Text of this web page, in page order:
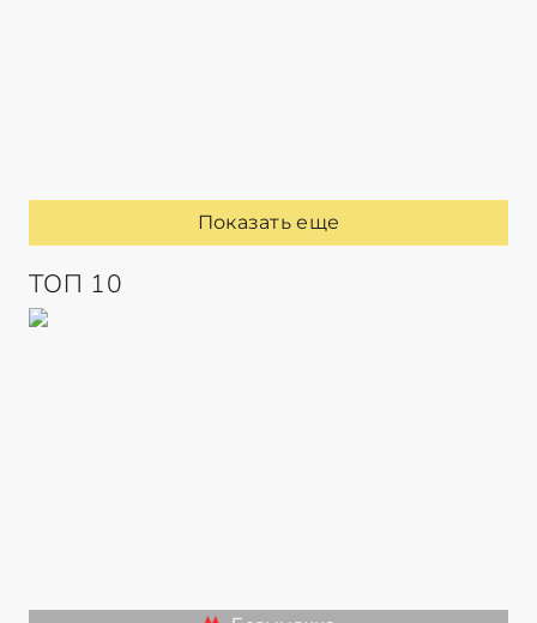
Показать еще
ТОП 10